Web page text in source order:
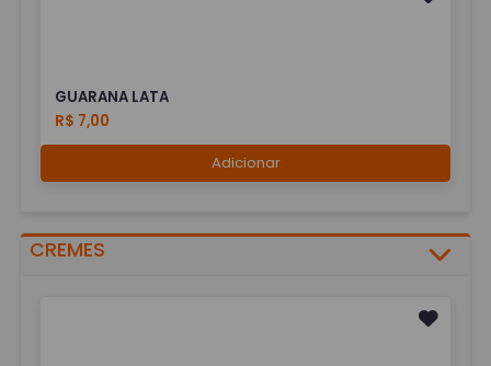
GUARANA LATA
R$ 7,00
Adicionar
CREMES